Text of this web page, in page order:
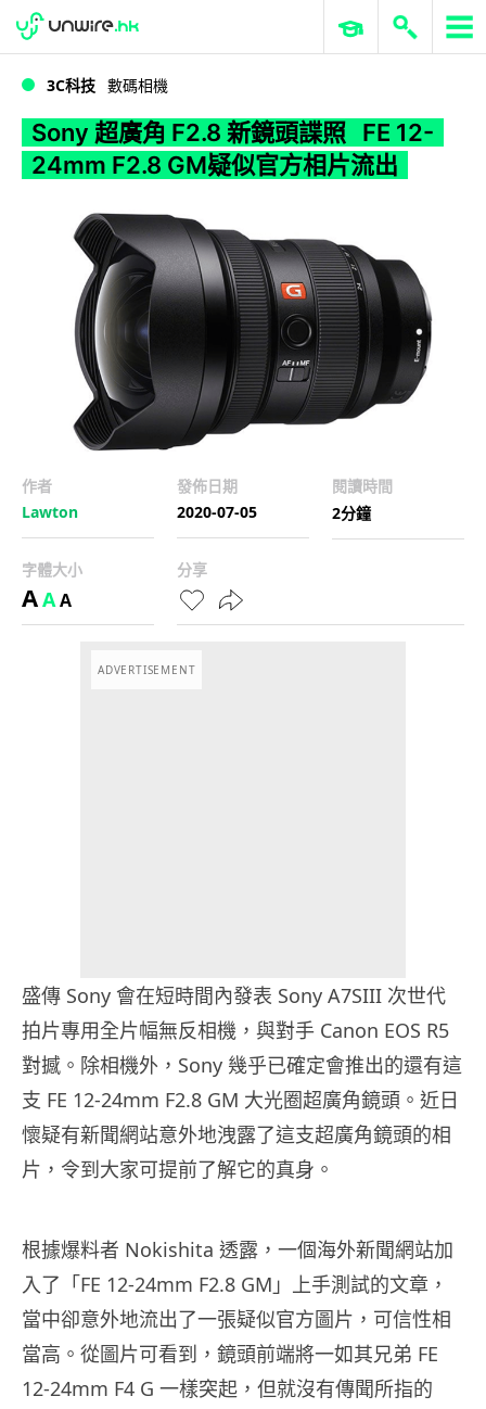
WWDC 2026 ERP 與商業 AI
3C科技 數碼相機
Sony 超廣角 F2.8 新鏡頭諜照 FE 12-
24mm F2.8 GM疑似官方相片流出
作者
Lawton
發佈日期
2020-07-05
閱讀時間
2分鐘
字體大小
AAA
分享
ADVERTISEMENT
盛傳 Sony 會在短時間內發表 Sony A7SIII 次世代
拍片專用全片幅無反相機，與對手 Canon EOS R5
對撼。除相機外，Sony 幾乎已確定會推出的還有這
支 FE 12-24mm F2.8 GM 大光圈超廣角鏡頭。近日
懷疑有新聞網站意外地洩露了這支超廣角鏡頭的相
片，令到大家可提前了解它的真身。
根據爆料者 Nokishita 透露，一個海外新聞網站加
入了「FE 12-24mm F2.8 GM」上手測試的文章，
當中卻意外地流出了一張疑似官方圖片，可信性相
當高。從圖片可看到，鏡頭前端將一如其兄弟 FE
12-24mm F4 G 一樣突起，但就沒有傳聞所指的